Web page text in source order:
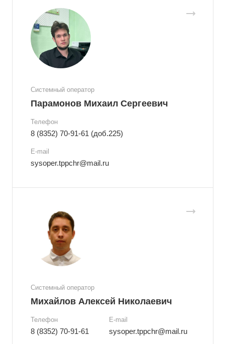
Системный оператор
Парамонов Михаил Сергеевич
Телефон
8 (8352) 70-91-61 (доб.225)
E-mail
sysoper.tppchr@mail.ru
Системный оператор
Михайлов Алексей Николаевич
Телефон
8 (8352) 70-91-61
E-mail
sysoper.tppchr@mail.ru